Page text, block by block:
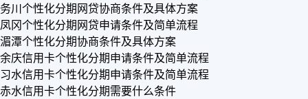
务川个性化分期网贷协商条件及具体方案
凤冈个性化分期网贷申请条件及简单流程
湄潭个性化分期协商条件及具体方案
余庆信用卡个性化分期申请条件及简单流程
习水信用卡个性化分期申请条件及简单流程
赤水信用卡个性化分期需要什么条件